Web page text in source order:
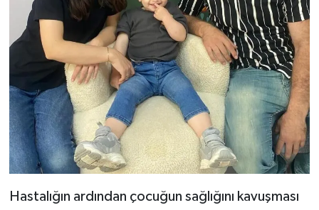
Hastalığın ardından çocuğun sağlığını kavuşması